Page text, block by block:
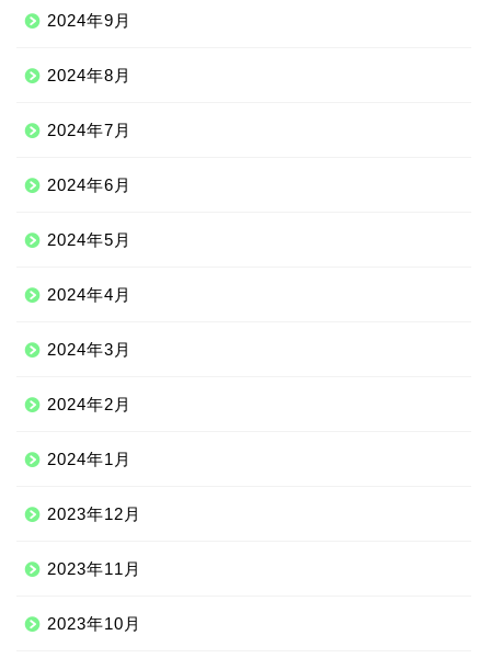
2024年9月
2024年8月
2024年7月
2024年6月
2024年5月
2024年4月
2024年3月
2024年2月
2024年1月
2023年12月
2023年11月
2023年10月